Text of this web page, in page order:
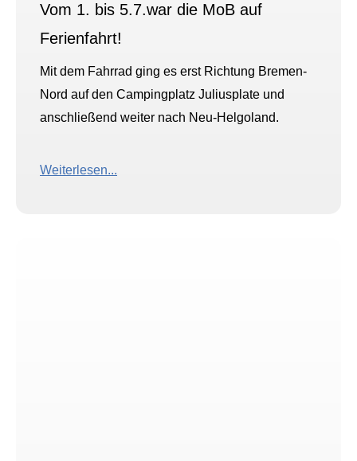
Vom 1. bis 5.7.war die MoB auf
Ferienfahrt!
Mit dem Fahrrad ging es erst Richtung Bremen-
Nord auf den Campingplatz Juliusplate und
anschließend weiter nach Neu-Helgoland.
Weiterlesen...